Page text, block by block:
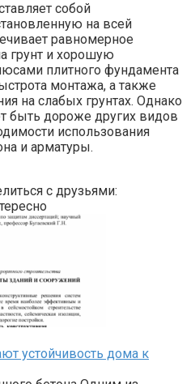
собой
на всей
равномерное
грунт и хорошую
плитного фундамента
монтажа, а также
на слабых грунтах. Однако
быть дороже других видов
использования
и арматуры.
с друзьями:
устойчивость дома к